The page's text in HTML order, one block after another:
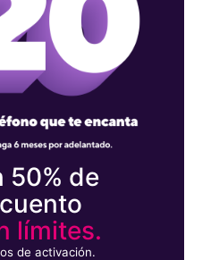
50% de
límites.
de activación.